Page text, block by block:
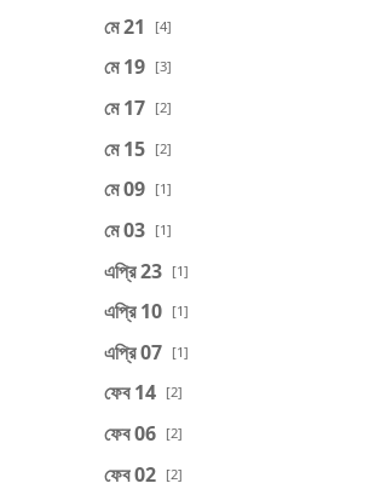
মে 21 [4]
মে 19 [3]
মে 17 [2]
মে 15 [2]
মে 09 [1]
মে 03 [1]
এপ্রি 23 [1]
এপ্রি 10 [1]
এপ্রি 07 [1]
ফেব 14 [2]
ফেব 06 [2]
ফেব 02 [2]